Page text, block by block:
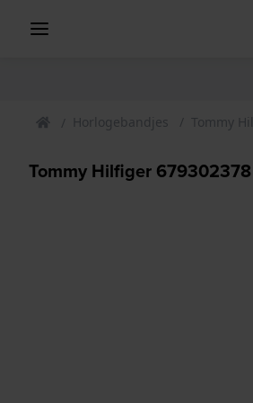
Horlogebandjes Tommy
Tommy Hilfiger